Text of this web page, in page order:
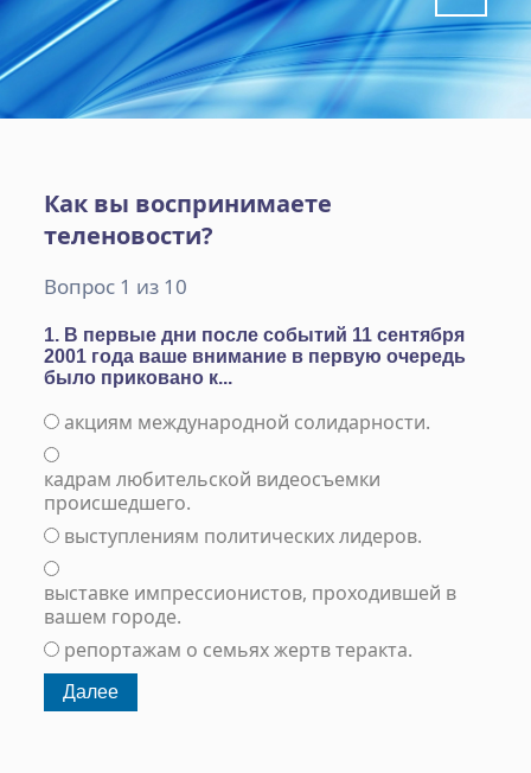
Как вы воспринимаете
теленовости?
Вопрос 1 из 10
1. В первые дни после событий 11 сентября
2001 года ваше внимание в первую очередь
было приковано к...
акциям международной солидарности.
кадрам любительской видеосъемки
происшедшего.
выступлениям политических лидеров.
выставке импрессионистов, проходившей в
вашем городе.
репортажам о семьях жертв теракта.